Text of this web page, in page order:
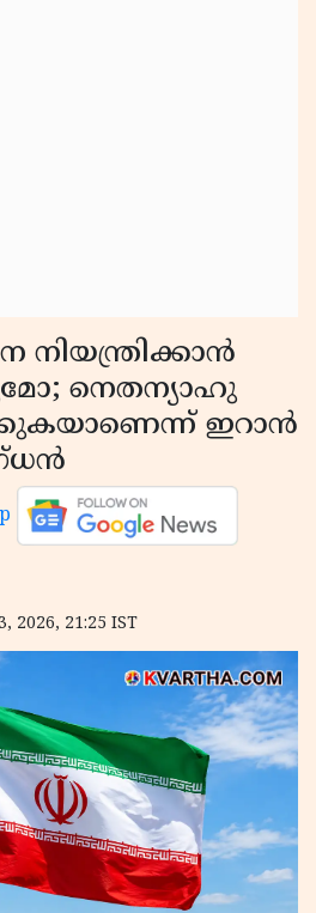
നെതന്യാഹു
ഇറാൻ
2026, 21:25 IST